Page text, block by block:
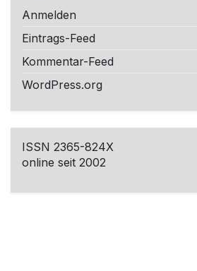
Anmelden
Eintrags-Feed
Kommentar-Feed
WordPress.org
ISSN 2365-824X
online seit 2002